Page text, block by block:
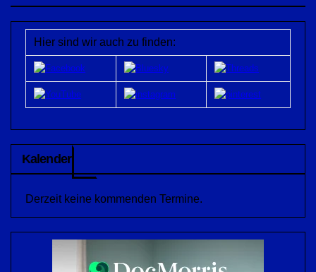
Hier sind wir auch zu finden:
Kalender
Derzeit keine kommenden Termine.